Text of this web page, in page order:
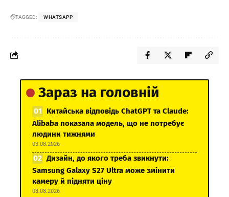
TAGGED: WHATSAPP
Зараз на головній
Китайська відповідь ChatGPT та Claude:
Alibaba показала модель, що не потребує
людини тижнями
03.08.2026
Дизайн, до якого треба звикнути:
Samsung Galaxy S27 Ultra може змінити
камеру й підняти ціну
03.08.2026